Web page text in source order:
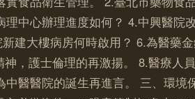
理中心辦理進度如何？ 4.中興醫院
建大樓病房何時啟用？ 6.為醫藥
神，護士倫理的再激揚。 8.醫療人
中醫醫院的誕生再進言。 三、環境